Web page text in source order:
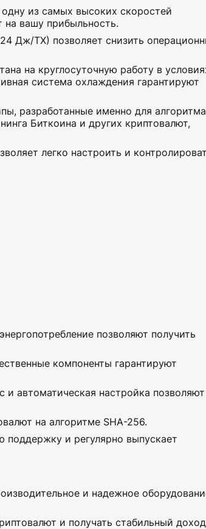
из самых высоких скоростей
на вашу прибыльность.
Дж/ТХ) позволяет снизить
на круглосуточную работу в
система охлаждения гарантируют
разработанные именно для алгоритма
Биткоина и других криптовалют,
легко настроить и
позволяют получить
компоненты гарантируют
и автоматическая настройка позволяют
на алгоритме SHA-256.
поддержку и регулярно выпускает
и надежное
и получать стабильный